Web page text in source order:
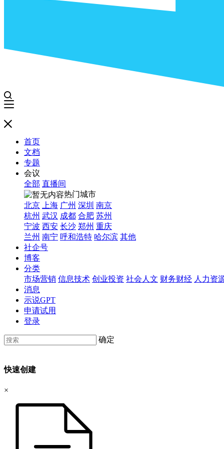
首页
文档
专题
会议
全部 直播间
热门城市
北京
上海 广州 深圳 南京
杭州 武汉 成都 合肥 苏州
宁波 西安 长沙 郑州 重庆
兰州 南宁 呼和浩特 哈尔滨 其他
社企号
博客
分类
市场营销 信息技术 创业投资 社会人文 财务财经 人力资
消息
示说GPT
申请试用
登录
确定
快速创建
×